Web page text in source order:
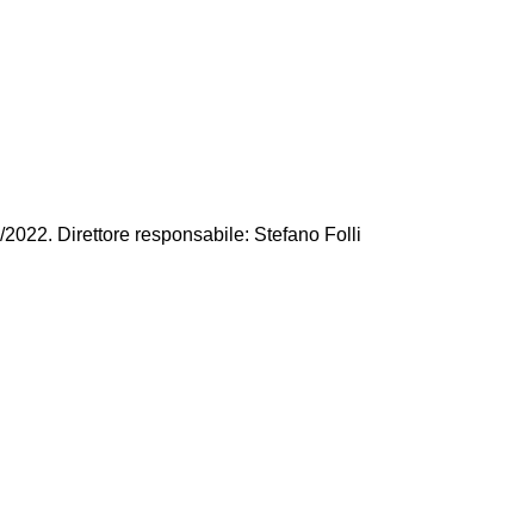
Direttore responsabile: Stefano Folli